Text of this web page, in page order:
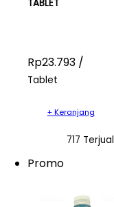
TABLET
Rp23.793 /
Tablet
+ Keranjang
717 Terjual
Promo